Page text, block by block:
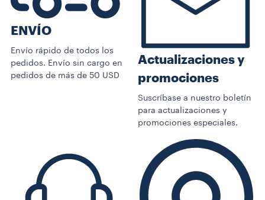
ENVÍO
Envío rápido de todos los
pedidos. Envío sin cargo en
pedidos de más de 50 USD
Actualizaciones y
promociones
Suscríbase a nuestro boletín
para actualizaciones y
promociones especiales.